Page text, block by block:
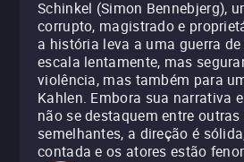
Schinkel (Simon Bennebjerg),
corrupto, magistrado e
a história leva a uma guerra
escala lentamente, mas
violência, mas também para
Kahlen. Embora sua narrativa
não se destaquem entre
semelhantes, a direção é
contada e os atores estão